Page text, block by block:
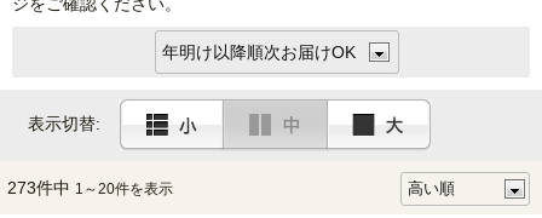
ジをご確認ください。
表示切替:
273件中 1～20件を表示